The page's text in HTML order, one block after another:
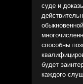
суде и
способны
будет
каждого